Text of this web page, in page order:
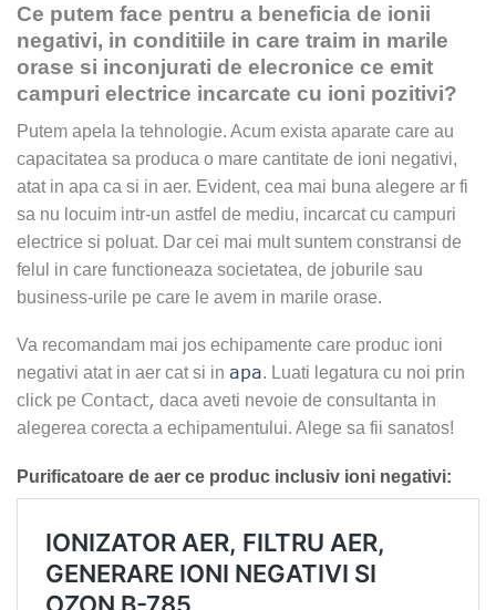
Ce putem face pentru a beneficia de ionii
negativi, in conditiile in care traim in marile
orase si inconjurati de elecronice ce emit
campuri electrice incarcate cu ioni pozitivi?
Putem apela la tehnologie. Acum exista aparate care au
capacitatea sa produca o mare cantitate de ioni negativi,
atat in apa ca si in aer. Evident, cea mai buna alegere ar fi
sa nu locuim intr-un astfel de mediu, incarcat cu campuri
electrice si poluat. Dar cei mai mult suntem constransi de
felul in care functioneaza societatea, de joburile sau
business-urile pe care le avem in marile orase.
Va recomandam mai jos echipamente care produc ioni
negativi atat in aer cat si in apa. Luati legatura cu noi prin
click pe Contact, daca aveti nevoie de consultanta in
alegerea corecta a echipamentului. Alege sa fii sanatos!
Purificatoare de aer ce produc inclusiv ioni negativi: